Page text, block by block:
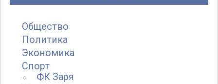
Общество
Политика
Экономика
Спорт
ФК Заря